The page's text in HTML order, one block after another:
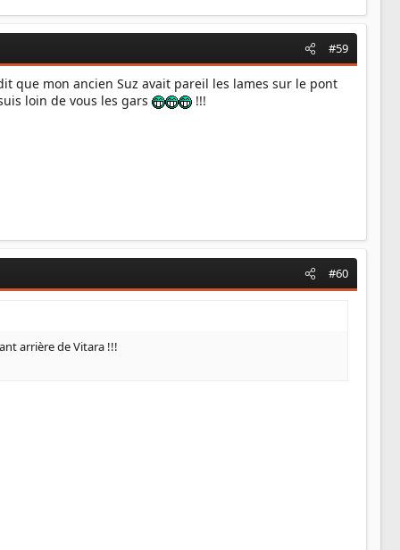
#59
que mon ancien Suz avait pareil les lames sur le pont
loin de vous les gars
!!!
#60
arrière de Vitara !!!